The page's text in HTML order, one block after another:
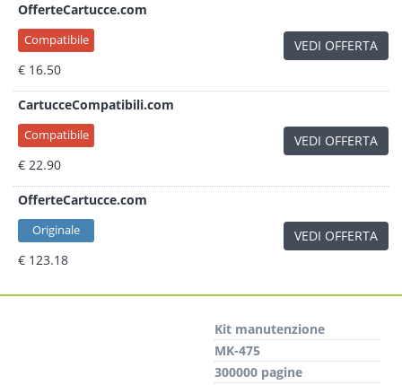
OfferteCartucce.com
Compatibile
€ 16.50
VEDI OFFERTA
CartucceCompatibili.com
Compatibile
€ 22.90
VEDI OFFERTA
OfferteCartucce.com
Originale
€ 123.18
VEDI OFFERTA
Kit manutenzione
MK-475
300000 pagine